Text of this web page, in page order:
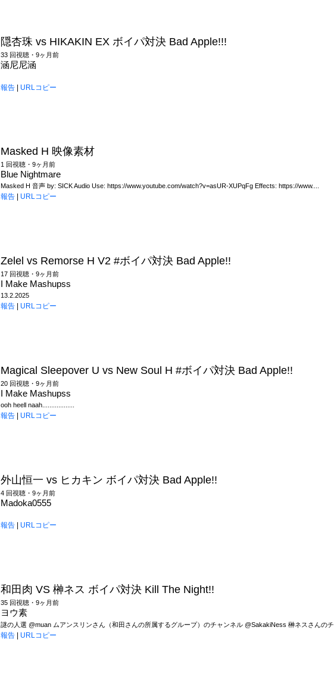
隠杏珠 vs HIKAKIN EX ボイパ対決 Bad Apple!!!
33 回視聴・9ヶ月前
涵尼尼涵
報告 URLコピー
Masked H 映像素材
1 回視聴・9ヶ月前
Blue Nightmare
Masked H 音声 by: SICK Audio Use: https://www.youtube.com/watch?v=asUR-XUPqFg Effects: https://www....
報告 URLコピー
Zelel vs Remorse H V2 #ボイパ対決 Bad Apple!!
17 回視聴・9ヶ月前
I Make Mashupss
13.2.2025
報告 URLコピー
Magical Sleepover U vs New Soul H #ボイパ対決 Bad Apple!!
20 回視聴・9ヶ月前
I Make Mashupss
ooh heell naah..................
報告 URLコピー
外山恒一 vs ヒカキン ボイパ対決 Bad Apple!!
4 回視聴・9ヶ月前
Madoka0555
報告 URLコピー
和田肉 VS 榊ネス ボイパ対決 Kill The Night!!
35 回視聴・9ヶ月前
ヨウ素
謎の人選 @muan ムアンスリンさん（和田さんの所属するグループ）のチャンネル @SakakiNess 榊ネスさんの
報告 URLコピー